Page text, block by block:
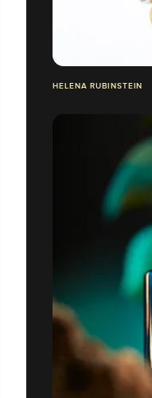
HELENA RUBINSTEIN